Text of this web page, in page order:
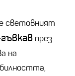
световният
през
на